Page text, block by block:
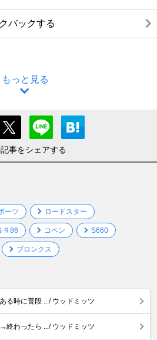
バックする
もっと見る
事をシェアする
ーツ ロードスター
Ｒ86 コペン S660
ブロンクス
る時に普段 .../ ウッドミッツ
わったら .../ ウッドミッツ